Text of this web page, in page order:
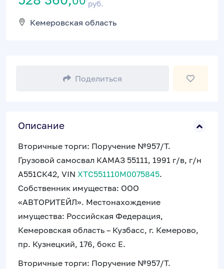
руб.
Кемеровская область
Поделиться
Описание
Вторичные торги: Поручение №957/Т.
Грузовой самосвал КАМАЗ 55111, 1991 г/в, г/н
А551СК42, VIN XTC551110M0075845.
Собственник имущества: ООО
«АВТОРИТЕЙЛ». Местонахождение
имущества: Российская Федерация,
Кемеровская область – Кузбасс, г. Кемерово,
пр. Кузнецкий, 176, бокс Е.
Вторичные торги: Поручение №957/Т.